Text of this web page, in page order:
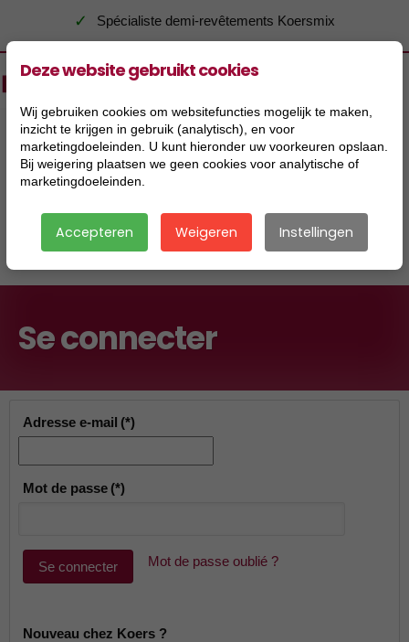
✓ Spécialiste demi-revêtements Koersmix
|
Se connecter
Adresse e-mail (*)
Mot de passe (*)
Se connecter Mot de passe oublié ?
Nouveau chez Koers ?
Deze website gebruikt cookies
Wij gebruiken cookies om websitefuncties mogelijk te maken,
inzicht te krijgen in gebruik (analytisch), en voor
marketingdoeleinden. U kunt hieronder uw voorkeuren opslaan.
Bij weigering plaatsen we geen cookies voor analytische of
marketingdoeleinden.
Accepteren Weigeren Instellingen